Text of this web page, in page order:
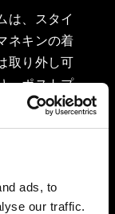
ads, to
our traffic.
は、スタイ
ネキンの着
取り外し可
、ポストプ
ます。